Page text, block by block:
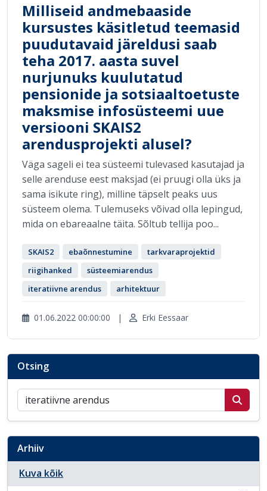
Milliseid andmebaaside
kursustes käsitletud teemasid
puudutavaid järeldusi saab
teha 2017. aasta suvel
nurjunuks kuulutatud
pensionide ja sotsiaaltoetuste
maksmise infosüsteemi uue
versiooni SKAIS2
arendusprojekti alusel?
Väga sageli ei tea süsteemi tulevased kasutajad ja
selle arenduse eest maksjad (ei pruugi olla üks ja
sama isikute ring), milline täpselt peaks uus
süsteem olema. Tulemuseks võivad olla lepingud,
mida on ebareaalne täita. Sõltub tellija poo...
SKAIS2 ebaõnnestumine
tarkvaraprojektid
riigihanked
süsteemiarendus
iteratiivne arendus
arhitektuur
01.06.2022 00:00:00 | Erki Eessaar
Otsing
Otsi postitusi
Arhiiv
Kuva kõik